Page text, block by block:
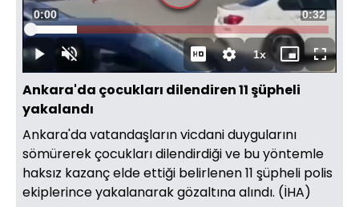
DuraklatSesi
Aç
Süre
0:00 Toplam
Süre
0:32
Yüklendi:
15.52%
1xOynatma
Hızı
Mini
oynatıcı
Tam
Ekran
Ankara'da çocukları dilendiren 11 şüpheli
yakalandı
Ankara'da vatandaşların vicdani duygularını
sömürerek çocukları dilendirdiği ve bu yöntemle
haksız kazanç elde ettiği belirlenen 11 şüpheli polis
ekiplerince yakalanarak gözaltına alındı. (İHA)